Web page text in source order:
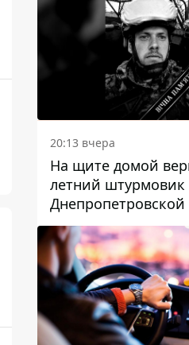
20:13 вчера
На щите домой
летний штурмовик
Днепропетровской
Богдан Бескровный